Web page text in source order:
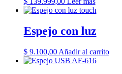
Espejo con luz
$ 9.100,00 Añadir al carrito